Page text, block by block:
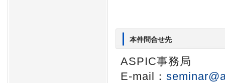
本件問合せ先
ASPIC事務局
E-mail：